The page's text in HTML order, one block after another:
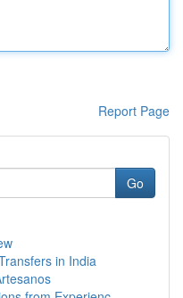
Report Page
Go
in India